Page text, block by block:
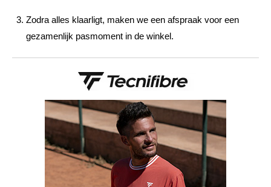
Zodra alles klaarligt, maken we een afspraak voor een
gezamenlijk pasmoment in de winkel.